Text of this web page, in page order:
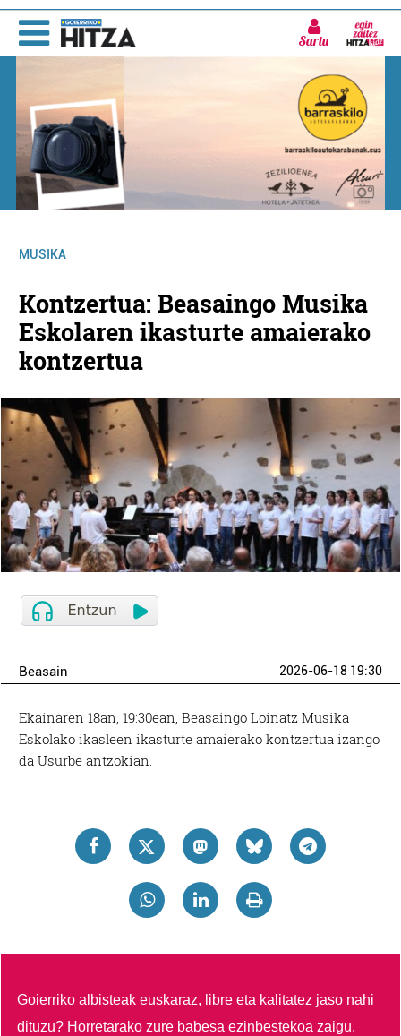
Sartu
MUSIKA
Kontzertua: Beasaingo Musika
Eskolaren ikasturte amaierako
kontzertua
Beasain 2026-06-18 19:30
Ekainaren 18an, 19:30ean, Beasaingo Loinatz Musika
Eskolako ikasleen ikasturte amaierako kontzertua izango
da Usurbe antzokian.
Goierriko albisteak euskaraz, libre eta kalitatez jaso nahi
dituzu? Horretarako zure babesa ezinbestekoa zaigu.